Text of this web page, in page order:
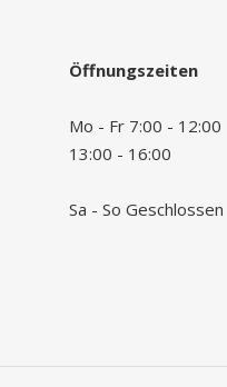
Öffnungszeiten
Mo - Fr 7:00 - 12:00
13:00 - 16:00
Sa - So Geschlossen